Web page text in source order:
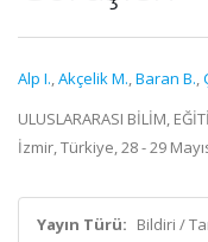
Alp I.,Akçelik M.,Baran B.,
ULUSLARARASI BİLİM,
İzmir, Türkiye, 28 - 29
Yayın Türü: Bildiri /